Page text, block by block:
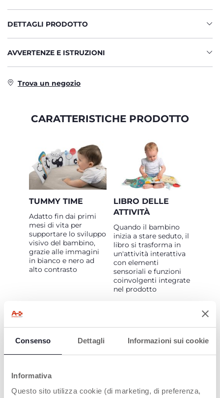
Consenso Dettagli Informazioni sui cookie
Informativa
Questo sito utilizza cookie (di marketing, di preferenza,
DETTAGLI PRODOTTO
AVVERTENZE E ISTRUZIONI
Trova un negozio
CARATTERISTICHE PRODOTTO
TUMMY TIME
Adatto fin dai primi
mesi di vita per
supportare lo sviluppo
visivo del bambino,
grazie alle immagini
in bianco e nero ad
alto contrasto
LIBRO DELLE
ATTIVITÀ
Quando il bambino
inizia a stare seduto, il
libro si trasforma in
un'attività interattiva
con elementi
sensoriali e funzioni
coinvolgenti integrate
nel prodotto
LIBRO
PIEGHEVOLE